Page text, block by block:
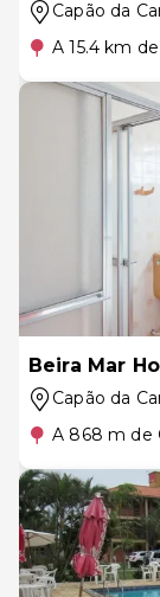
Capão da
A 15.4 km
Beira Mar
Capão da
A 868 m de